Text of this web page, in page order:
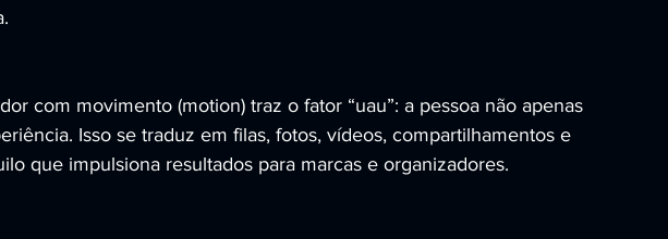
com movimento (motion) traz o fator “uau”: a pessoa não apenas
Isso se traduz em filas, fotos, vídeos, compartilhamentos e
que impulsiona resultados para marcas e organizadores.